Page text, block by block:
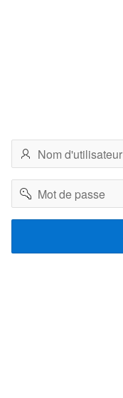
Nom
d'utilisateur
Mot
passe